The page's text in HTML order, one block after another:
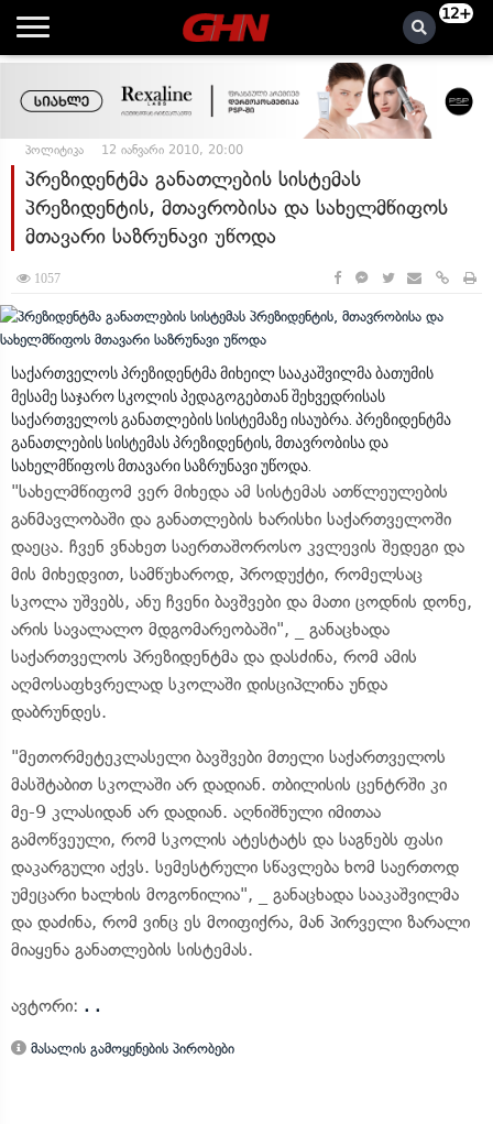
12+
პოლიტიკა 12 იანვარი 2010, 20:00
პრეზიდენტმა განათლების სისტემას
პრეზიდენტის, მთავრობისა და სახელმწიფოს
მთავარი საზრუნავი უწოდა
1057
საქართველოს პრეზიდენტმა მიხეილ სააკაშვილმა ბათუმის
მესამე საჯარო სკოლის პედაგოგებთან შეხვედრისას
საქართველოს განათლების სისტემაზე ისაუბრა. პრეზიდენტმა
განათლების სისტემას პრეზიდენტის, მთავრობისა და
სახელმწიფოს მთავარი საზრუნავი უწოდა.
"სახელმწიფომ ვერ მიხედა ამ სისტემას ათწლეულების
განმავლობაში და განათლების ხარისხი საქართველოში
დაეცა. ჩვენ ვნახეთ საერთაშოროსო კვლევის შედეგი და
მის მიხედვით, სამწუხაროდ, პროდუქტი, რომელსაც
სკოლა უშვებს, ანუ ჩვენი ბავშვები და მათი ცოდნის დონე,
არის სავალალო მდგომარეობაში", _ განაცხადა
საქართველოს პრეზიდენტმა და დასძინა, რომ ამის
აღმოსაფხვრელად სკოლაში დისციპლინა უნდა
დაბრუნდეს.
"მეთორმეტეკლასელი ბავშვები მთელი საქართველოს
მასშტაბით სკოლაში არ დადიან. თბილისის ცენტრში კი
მე-9 კლასიდან არ დადიან. აღნიშნული იმითაა
გამოწვეული, რომ სკოლის ატესტატს და საგნებს ფასი
დაკარგული აქვს. სემესტრული სწავლება ხომ საერთოდ
უმეცარი ხალხის მოგონილია", _ განაცხადა სააკაშვილმა
და დაძინა, რომ ვინც ეს მოიფიქრა, მან პირველი ზარალი
მიაყენა განათლების სისტემას.
ავტორი: . .
მასალის გამოყენების პირობები